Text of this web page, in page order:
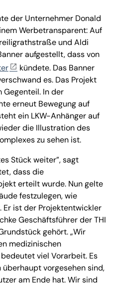
der Unternehmer Donald
Werbetransparent: Auf
und Aldi
aufgestellt, dass von
kündete. Das Banner
es. Das Projekt
In der
erneut Bewegung auf
ein LKW-Anhänger auf
die Illustration des
zu sehen ist.
Stück weiter”, sagt
dass die
erteilt wurde. Nun gelte
festzulegen, wie
ist der Projektentwickler
Geschäftsführer der THI
gehört. „Wir
medizinischen
viel Vorarbeit. Es
überhaupt vorgesehen sind,
am Ende hat. Wir sind